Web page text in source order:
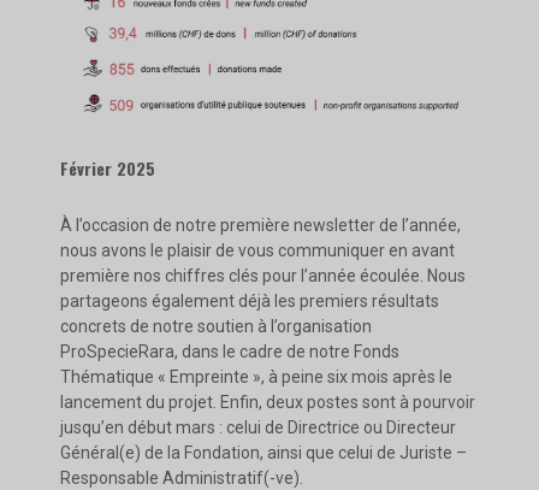
Février 2025
À l’occasion de notre première newsletter de l’année,
nous avons le plaisir de vous communiquer en avant
première nos chiffres clés pour l’année écoulée. Nous
partageons également déjà les premiers résultats
concrets de notre soutien à l’organisation
ProSpecieRara, dans le cadre de notre Fonds
Thématique « Empreinte », à peine six mois après le
lancement du projet. Enfin, deux postes sont à pourvoir
jusqu’en début mars : celui de Directrice ou Directeur
Général(e) de la Fondation, ainsi que celui de Juriste –
Responsable Administratif(-ve).